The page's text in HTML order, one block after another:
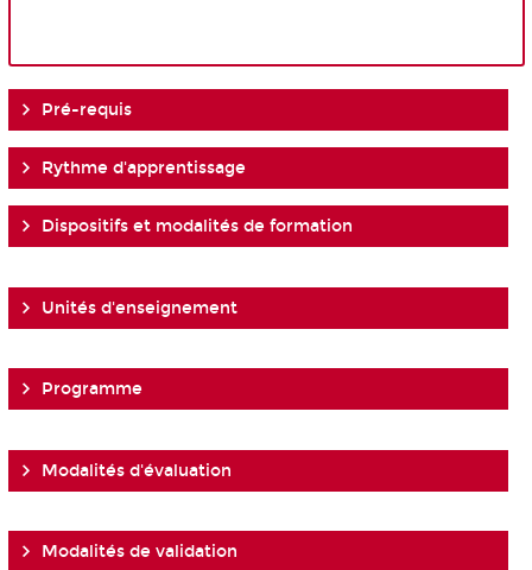
Pré-requis
Rythme d'apprentissage
Dispositifs et modalités de formation
Unités d'enseignement
Programme
Modalités d'évaluation
Modalités de validation